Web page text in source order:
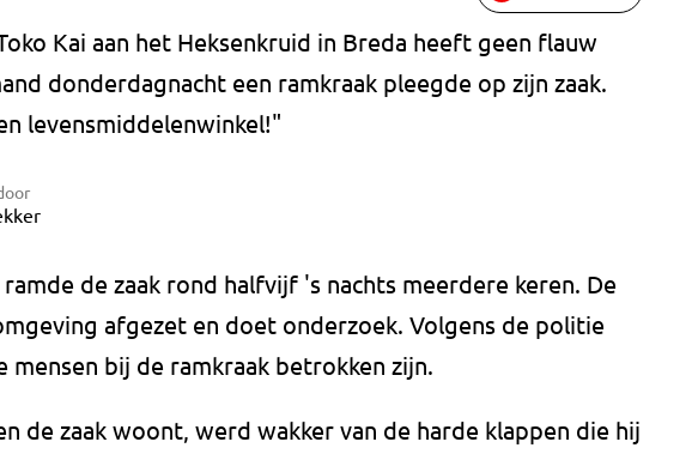
Kai aan het Heksenkruid in Breda heeft geen flauw
donderdagnacht een ramkraak pleegde op zijn zaak.
levensmiddelenwinkel!"
de zaak rond halfvijf 's nachts meerdere keren. De
afgezet en doet onderzoek. Volgens de politie
mensen bij de ramkraak betrokken zijn.
de zaak woont, werd wakker van de harde klappen die hij